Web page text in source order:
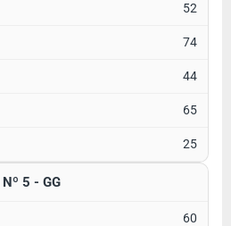
52
74
44
65
25
Nº 5 - GG
60